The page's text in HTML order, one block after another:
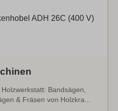
Bandsägen,
& Fräsen von Holzkra...